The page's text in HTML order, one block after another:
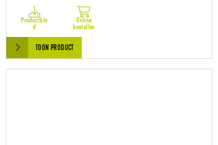
Productbla
d
Online
bestellen
TOON PRODUCT